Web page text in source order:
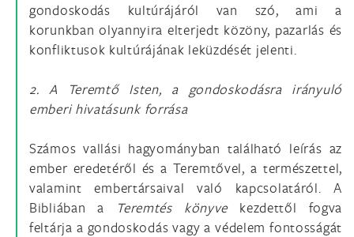
gondoskodás kultúrájáról van szó, ami a
korunkban olyannyira elterjedt közöny, pazarlás és
konfliktusok kultúrájának leküzdését jelenti.
2. A Teremtő Isten, a gondoskodásra irányuló
emberi hivatásunk forrása
Számos vallási hagyományban található leírás az
ember eredetéről és a Teremtővel, a természettel,
valamint embertársaival való kapcsolatáról. A
Bibliában a
Teremtés könyve kezdettől fogva
feltárja a gondoskodás vagy a védelem fontosságát